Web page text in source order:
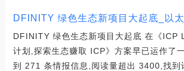
DFINITY 绿色生态新项目大起底_以
DFINITY 绿色生态新项目大起底 在《ICP
计划,探索生态赚取 ICP》方案早已运作了
到 271 条情报信息,阅读量超出 3400,找到